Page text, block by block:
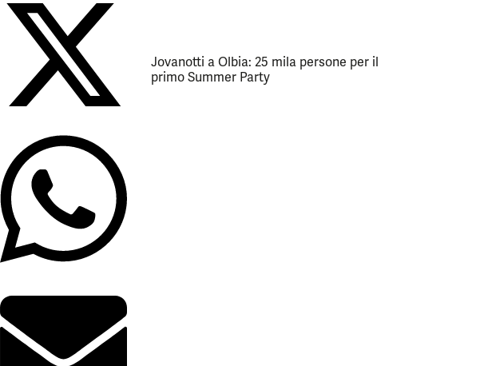
Jovanotti a Olbia: 25 mila persone per il
primo Summer Party